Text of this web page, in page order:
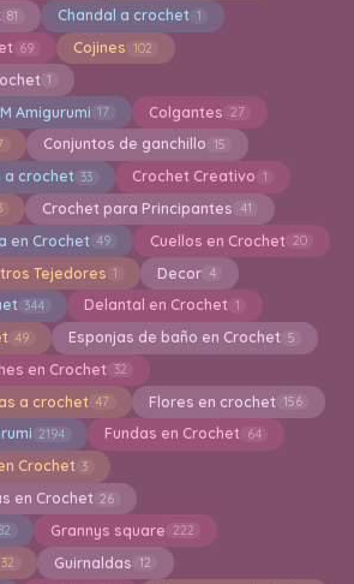
81 Chandal a crochet 1
69 Cojines 102
1
Amigurumi 17 Colgantes 27
Conjuntos de ganchillo 15
a crochet 33 Crochet Creativo 1
Crochet para Principantes 41
en Crochet 49 Cuellos en Crochet 20
Tejedores 1 Decor 4
344 Delantal en Crochet 1
49 Esponjas de baño en Crochet 5
en Crochet 32
a crochet 47 Flores en crochet 156
2194 Fundas en Crochet 64
Crochet 3
en Crochet 26
Grannys square 222
32 Guirnaldas 12